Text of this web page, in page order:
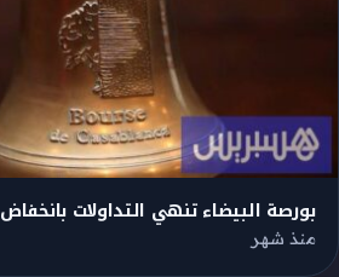
بورصة البيضاء تنهي التداولات بانخفاض
منذ شهر